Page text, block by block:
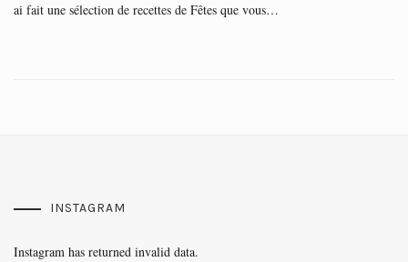
ai fait une sélection de recettes de Fêtes que vous…
INSTAGRAM
Instagram has returned invalid data.